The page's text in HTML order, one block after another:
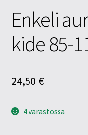
Enkeli
kide 85-
24,50 €
4 varastossa